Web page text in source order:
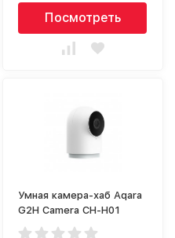
Посмотреть
Умная камера-хаб Aqara
G2H Camera CH-H01